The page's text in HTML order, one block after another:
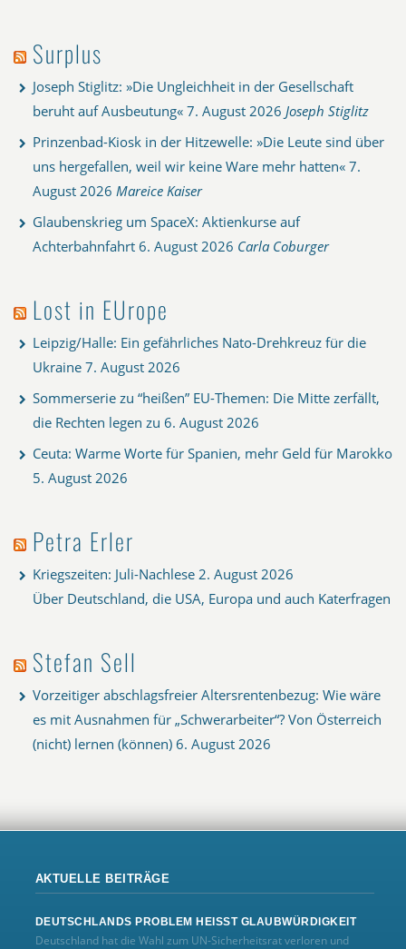
Surplus
Joseph Stiglitz: »Die Ungleichheit in der Gesellschaft
beruht auf Ausbeutung« 7. August 2026 Joseph Stiglitz
Prinzenbad-Kiosk in der Hitzewelle: »Die Leute sind über
uns hergefallen, weil wir keine Ware mehr hatten« 7.
August 2026 Mareice Kaiser
Glaubenskrieg um SpaceX: Aktienkurse auf
Achterbahnfahrt 6. August 2026 Carla Coburger
Lost in EUrope
Leipzig/Halle: Ein gefährliches Nato-Drehkreuz für die
Ukraine 7. August 2026
Sommerserie zu “heißen” EU-Themen: Die Mitte zerfällt,
die Rechten legen zu 6. August 2026
Ceuta: Warme Worte für Spanien, mehr Geld für Marokko
5. August 2026
Petra Erler
Kriegszeiten: Juli-Nachlese 2. August 2026
Über Deutschland, die USA, Europa und auch Katerfragen
Stefan Sell
Vorzeitiger abschlagsfreier Altersrentenbezug: Wie wäre
es mit Ausnahmen für „Schwerarbeiter“? Von Österreich
(nicht) lernen (können) 6. August 2026
AKTUELLE BEITRÄGE
DEUTSCHLANDS PROBLEM HEISST GLAUBWÜRDIGKEIT
Deutschland hat die Wahl zum UN‑Sicherheitsrat verloren und